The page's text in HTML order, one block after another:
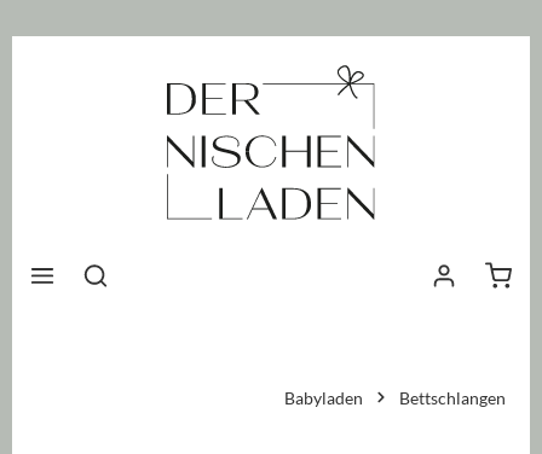
Babyladen Bettschlangen